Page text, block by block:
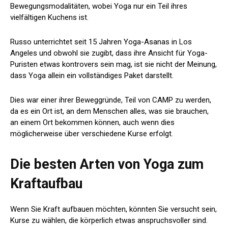
Bewegungsmodalitäten, wobei Yoga nur ein Teil ihres
vielfältigen Kuchens ist.
Russo unterrichtet seit 15 Jahren Yoga-Asanas in Los
Angeles und obwohl sie zugibt, dass ihre Ansicht für Yoga-
Puristen etwas kontrovers sein mag, ist sie nicht der Meinung,
dass Yoga allein ein vollständiges Paket darstellt.
Dies war einer ihrer Beweggründe, Teil von CAMP zu werden,
da es ein Ort ist, an dem Menschen alles, was sie brauchen,
an einem Ort bekommen können, auch wenn dies
möglicherweise über verschiedene Kurse erfolgt.
Die besten Arten von Yoga zum
Kraftaufbau
Wenn Sie Kraft aufbauen möchten, könnten Sie versucht sein,
Kurse zu wählen, die körperlich etwas anspruchsvoller sind.